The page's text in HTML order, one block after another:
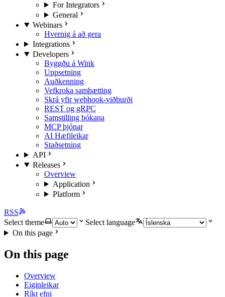
For Integrators
General
Webinars
Hvernig á að gera
Integrations
Developers
Byggðu á Wink
Uppsetning
Auðkenning
Vefkroka samþætting
Skrá yfir webhook-viðburði
REST og gRPC
Samstilling bókana
MCP þjónar
AI Hæfileikar
Staðsetning
API
Releases
Overview
Application
Platform
RSS
Select theme
Select language
On this page
On this page
Overview
Eiginleikar
Ríkt efni